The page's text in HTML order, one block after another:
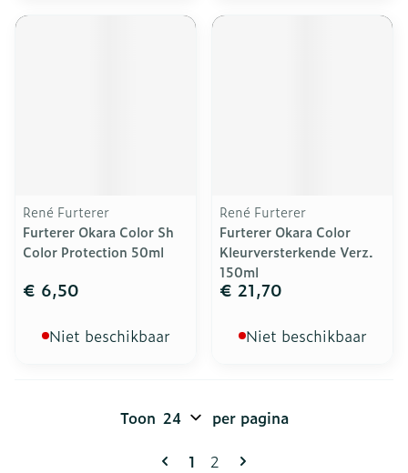
René Furterer
Furterer Okara Color Sh
Color Protection 50ml
€ 6,50
Niet beschikbaar
René Furterer
Furterer Okara Color
Kleurversterkende Verz.
150ml
€ 21,70
Niet beschikbaar
Pagina's
U lees momenteel pagina
1 Pagina
2
Toon per pagina